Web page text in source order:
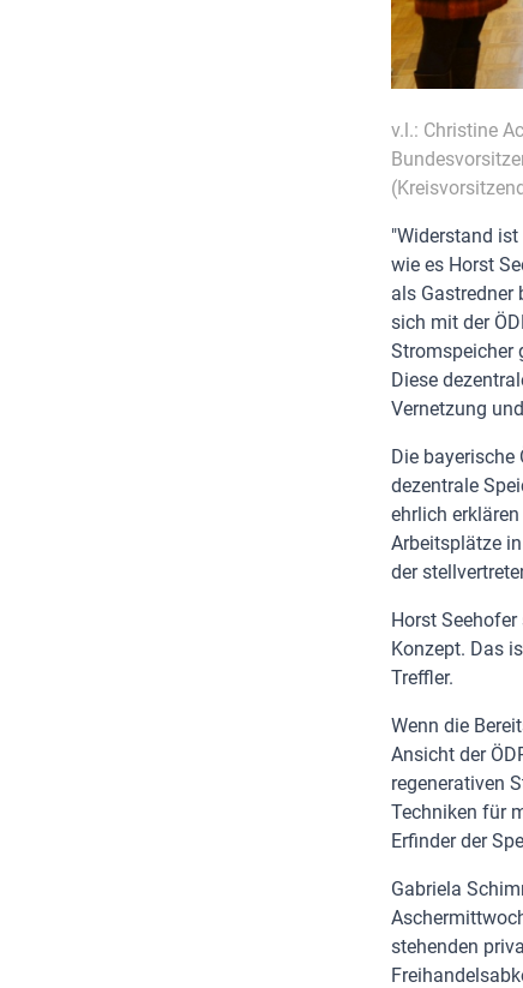
v.l.: Christine
"Widerstand
wie es Horst
als Gastredner
sich mit der
Stromspeicher
Diese
Vernetzung
Die
dezentrale
ehrlich
Arbeitsplätze
der
Horst
Konzept. Das
Treffler.
Wenn die
Ansicht der
regenerativen
Techniken für
Erfinder der
Gabriela
stehenden